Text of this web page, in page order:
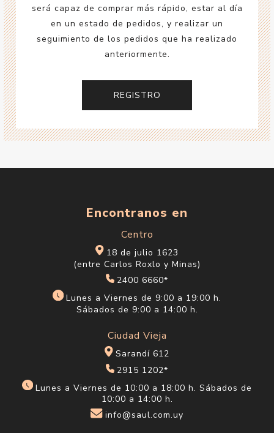
será capaz de comprar más rápido, estar al día
en un estado de pedidos, y realizar un
seguimiento de los pedidos que ha realizado
anteriormente.
Encontranos en
Centro
18 de julio 1623
(entre Carlos Roxlo y Minas)
2400 6660*
Lunes a Viernes de 9:00 a 19:00 h.
Sábados de 9:00 a 14:00 h.
Ciudad Vieja
Sarandí 612
2915 1202*
Lunes a Viernes de 10:00 a 18:00 h. Sábados de
10:00 a 14:00 h.
info@saul.com.uy